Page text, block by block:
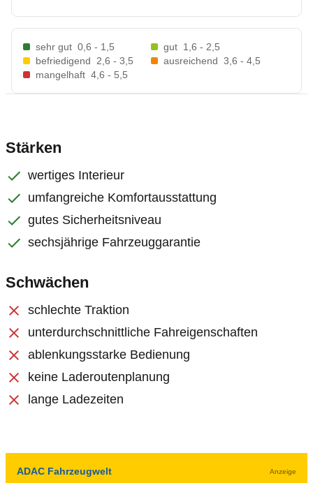
sehr gut 0,6 - 1,5 gut 1,6 - 2,5
befriedigend
2,6 - 3,5 ausreichend 3,6 - 4,5
mangelhaft 4,6 - 5,5
Stärken
wertiges Interieur
umfangreiche Komfortausstattung
gutes Sicherheitsniveau
sechsjährige Fahrzeuggarantie
Schwächen
schlechte Traktion
unterdurchschnittliche Fahreigenschaften
ablenkungsstarke Bedienung
keine Laderoutenplanung
lange Ladezeiten
ADAC Fahrzeugwelt Anzeige